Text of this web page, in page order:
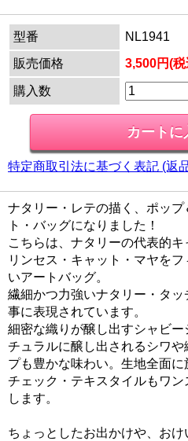
型番
NL1941
販売価格
3,500円(
購入数
特定商取引法に基づく表記 (返
ナタリー・レテの描く、ポッ
ト・バッグになりました！
こちらは、ナタリーの代表的
リンセス・キャット・マヤを
いアートバッグ。
繊細かつ力強いナタリー・タ
事に表現されています。
細密な織りが醸し出すシャビ
チュラルに醸し出されるシワ
プも豊かな味わい。生地全面
チェック・テキスタイルもワ
します。
ちょっとしたお出かけや、お